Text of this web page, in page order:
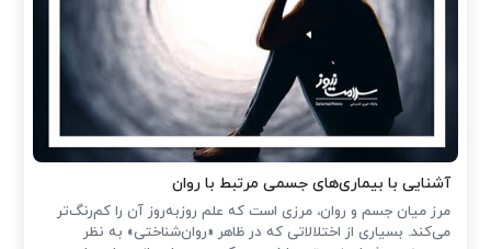
آشنایی با بیماری‌های جسمی مرتبط با روان
مرز میان جسم و روان، مرزی است که علم روزبه‌روز آن را کم‌رنگ‌تر
می‌کند. بسیاری از اختلالاتی که در ظاهر «روان‌شناختی» به نظر